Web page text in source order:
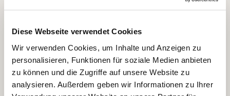
Diese Webseite verwendet Cookies
Wir verwenden Cookies, um Inhalte und Anzeigen zu
personalisieren, Funktionen für soziale Medien anbieten
zu können und die Zugriffe auf unsere Website zu
analysieren. Außerdem geben wir Informationen zu Ihrer
Anhang 3
.pdf, .PDF
Anhang 4